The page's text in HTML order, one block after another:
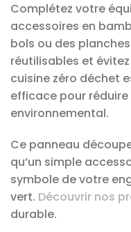
Complétez votre
accessoires en
bols ou des
réutilisables et
cuisine zéro déchet
efficace pour
environnemental.
Ce panneau
qu’un simple
symbole de votre
vert. Découvrir nos
durable.